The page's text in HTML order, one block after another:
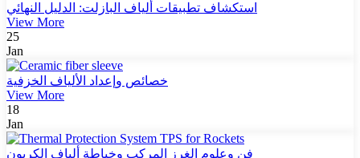
استكشاف تطبيقات ألياف البازلت: الدليل النهائي
View More
25
Jan
خصائص وإعداد الألياف الخزفية
View More
18
Jan
فن وعلوم الغرز المركب وخياطة ألياف الكربون